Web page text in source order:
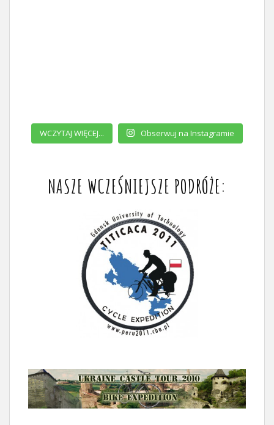
WCZYTAJ WIĘCEJ... Obserwuj na Instagramie
NASZE WCZEŚNIEJSZE PODRÓŻE: